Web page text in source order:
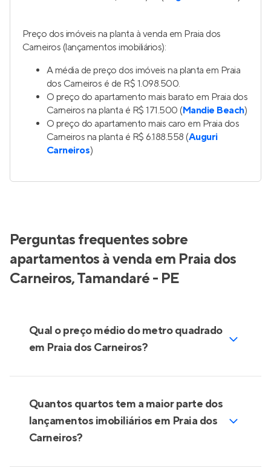
Preço dos imóveis na planta à venda em Praia dos
Carneiros (lançamentos imobiliários):
A média de preço dos imóveis na planta em Praia
dos Carneiros é de R$ 1.098.500.
O preço do apartamento mais barato em Praia dos
Carneiros na planta é R$ 171.500 (Mandie Beach)
O preço do apartamento mais caro em Praia dos
Carneiros na planta é R$ 6.188.558 (Auguri
Carneiros)
Perguntas frequentes sobre
apartamentos à venda em Praia dos
Carneiros, Tamandaré - PE
Qual o preço médio do metro quadrado
em Praia dos Carneiros?
Quantos quartos tem a maior parte dos
lançamentos imobiliários em Praia dos
Carneiros?